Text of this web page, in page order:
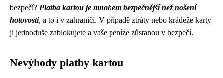
bezpečí? Platba kartou je mnohem bezpečnější než nošení
hotovosti, a to i v zahraničí. V případě ztráty nebo krádeže karty
ji jednoduše zablokujete a vaše peníze zůstanou v bezpečí.
Nevýhody platby kartou